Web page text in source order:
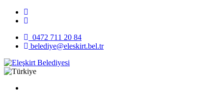
0472 711 20 84
belediye@eleskirt.bel.tr